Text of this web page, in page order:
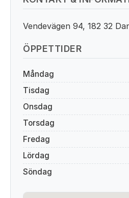
Vendevägen 94, 182 32
ÖPPETTIDER
Måndag
Tisdag
Onsdag
Torsdag
Fredag
Lördag
Söndag